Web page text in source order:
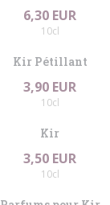
6,30 EUR
10cl
Kir Pétillant
3,90 EUR
10cl
Kir
3,50 EUR
10cl